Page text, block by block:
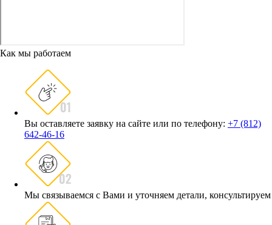
Как мы работаем
Вы оставляете заявку на сайте или по телефону: +7 (812)
642-46-16
Мы связываемся с Вами и уточняем детали, консультируем